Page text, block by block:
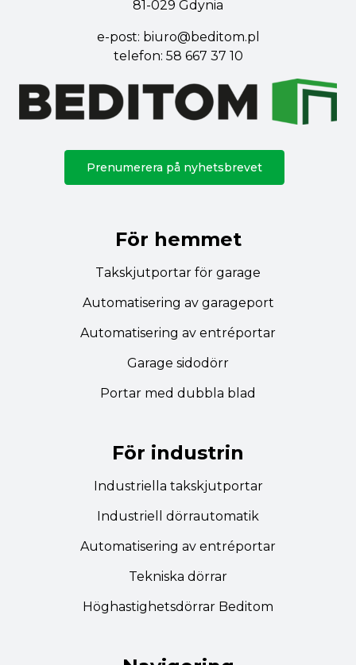
81-029 Gdynia
e-post: biuro@beditom.pl
telefon: 58 667 37 10
Prenumerera på nyhetsbrevet
För hemmet
Takskjutportar för garage
Automatisering av garageport
Automatisering av entréportar
Garage sidodörr
Portar med dubbla blad
För industrin
Industriella takskjutportar
Industriell dörrautomatik
Automatisering av entréportar
Tekniska dörrar
Höghastighetsdörrar Beditom